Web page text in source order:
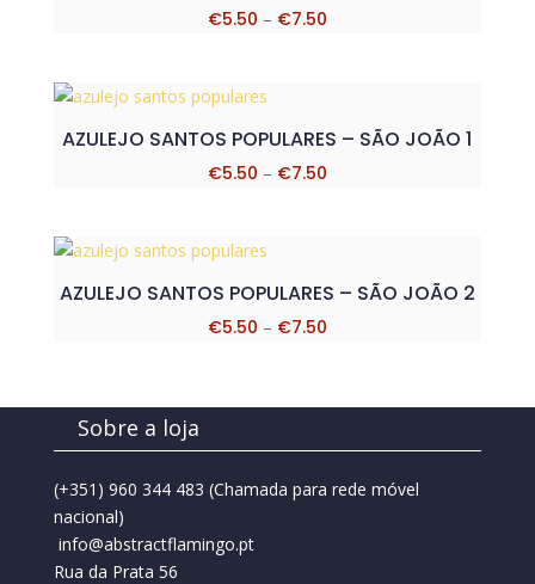
€5.50 – €7.50Price
€7.50
AZULEJO SANTOS POPULARES – SÃO JOÃO 1
€5.50 – €7.50Price
€7.50
AZULEJO SANTOS POPULARES – SÃO JOÃO 2
€5.50 – €7.50Price
through
Sobre a loja
(+351) 960 344 483 (Chamada para rede móvel
nacional)
info@abstractflamingo.pt
Rua da Prata 56